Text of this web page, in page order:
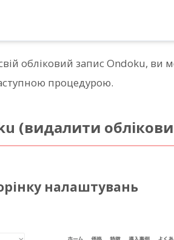
обліковий запис Ondoku, ви
процедурою.
(видалити
налаштувань